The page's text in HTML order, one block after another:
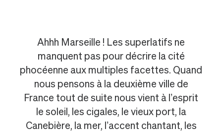
Ahhh Marseille ! Les superlatifs ne
manquent pas pour décrire la cité
phocéenne aux multiples facettes. Quand
nous pensons à la deuxième ville de
France tout de suite nous vient à l’esprit
le soleil, les cigales, le vieux port, la
Canebière, la mer, l’accent chantant, les